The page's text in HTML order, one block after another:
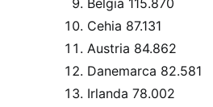
Cehia 87.131
Austria 84.862
Danemarca 82.581
Irlanda 78.002